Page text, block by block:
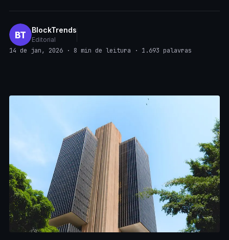
BT
BlockTrends
Editorial
14 de jan, 2026 · 8 min de leitura · 1.693 palavras